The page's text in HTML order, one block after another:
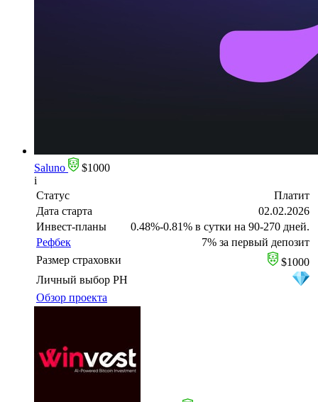
Saluno
$1000
i
Статус
Платит
Дата старта
02.02.2026
Инвест-планы
0.48%-0.81% в сутки на 90-270 дней.
Рефбек
7% за первый депозит
Размер страховки
$1000
Личный выбор PH
Обзор проекта